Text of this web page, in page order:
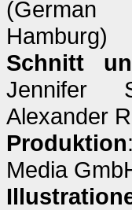
Hamburg)
Schnitt
Jennifer
Alexander
Produktion
Media